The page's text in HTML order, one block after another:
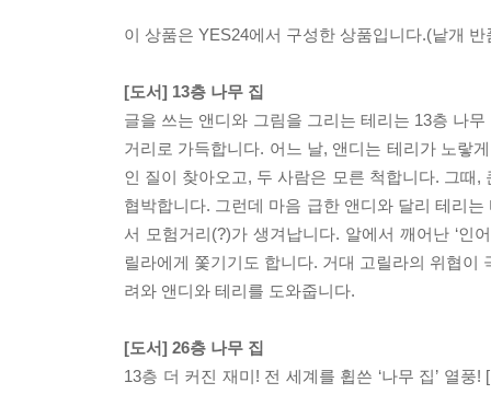
이 상품은 YES24에서 구성한 상품입니다.(낱개 반
[도서] 13층 나무 집
글을 쓰는 앤디와 그림을 그리는 테리는 13층 나
거리로 가득합니다. 어느 날, 앤디는 테리가 노랗
인 질이 찾아오고, 두 사람은 모른 척합니다. 그때
협박합니다. 그런데 마음 급한 앤디와 달리 테리
서 모험거리(?)가 생겨납니다. 알에서 깨어난 ‘인
릴라에게 쫓기기도 합니다. 거대 고릴라의 위협이
려와 앤디와 테리를 도와줍니다.
[도서] 26층 나무 집
13층 더 커진 재미! 전 세계를 휩쓴 ‘나무 집’ 열